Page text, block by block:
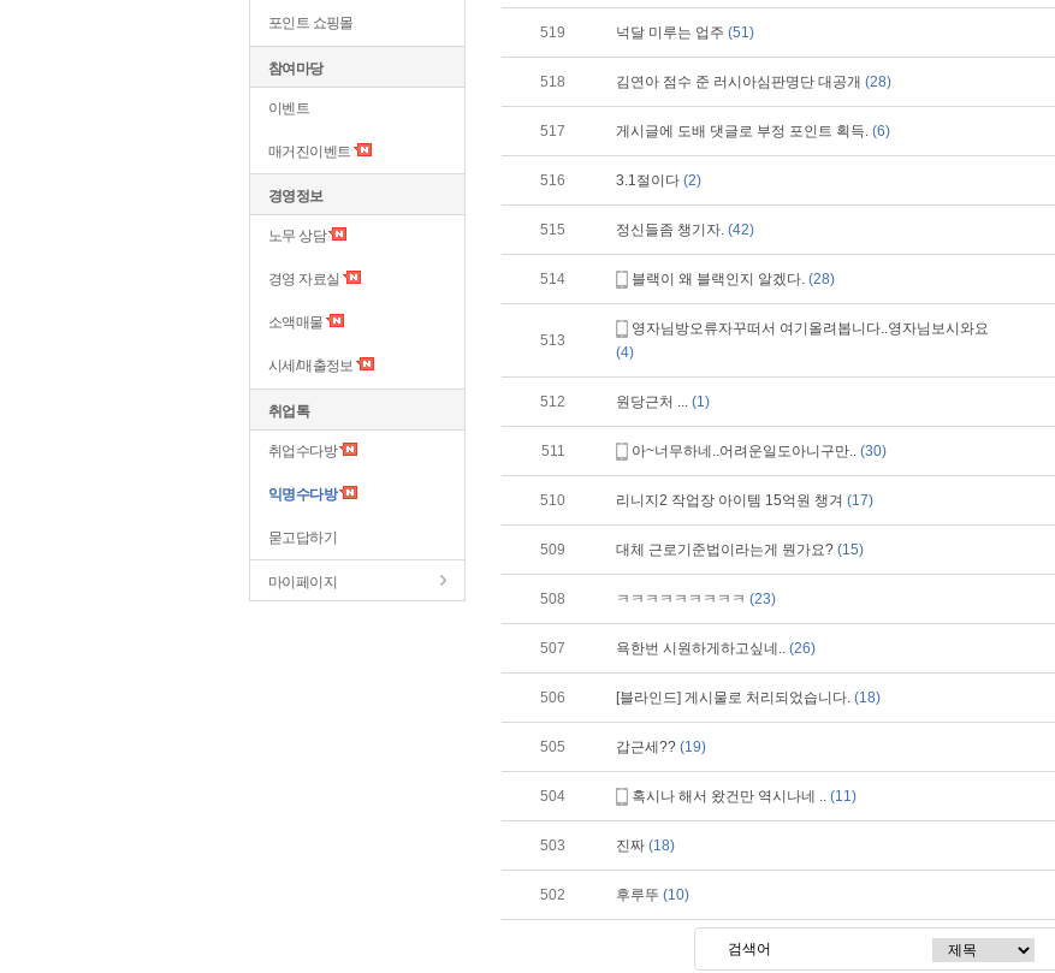
포인트 쇼핑몰
참여마당
이벤트
매거진이벤트
경영정보
노무 상담
경영 자료실
소액매물
시세/매출정보
취업톡
취업수다방
익명수다방
묻고답하기
마이페이지
519 넉달 미루는 업주 (51)
518 김연아 점수 준 러시아심판명단 대공개 (28)
517 게시글에 도배 댓글로 부정 포인트 획득. (6)
516 3.1절이다 (2)
515 정신들좀 챙기자. (42)
514 블랙이 왜 블랙인지 알겠다. (28)
513
영자님방오류자꾸떠서 여기올려봅니다..영자님보시와요
(4)
512 원당근처 ... (1)
511 아~너무하네..어려운일도아니구만.. (30)
510 리니지2 작업장 아이템 15억원 챙겨 (17)
509 대체 근로기준법이라는게 뭔가요? (15)
508 ㅋㅋㅋㅋㅋㅋㅋㅋㅋ (23)
507 욕한번 시원하게하고싶네.. (26)
506 [블라인드] 게시물로 처리되었습니다. (18)
505 갑근세?? (19)
504 혹시나 해서 왔건만 역시나네 .. (11)
503 진짜 (18)
502 후루뚜 (10)